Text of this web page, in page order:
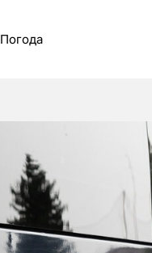
Погода